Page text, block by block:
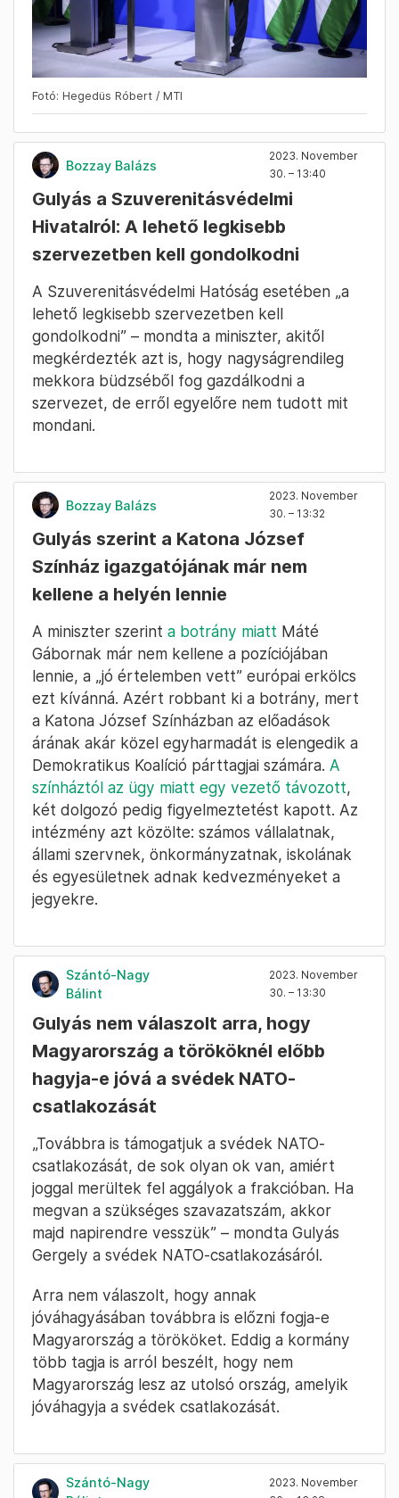
Fotó: Hegedüs Róbert / MTI
Bozzay Balázs
2023. November
30. – 13:40
Gulyás a Szuverenitásvédelmi
Hivatalról: A lehető legkisebb
szervezetben kell gondolkodni
A Szuverenitásvédelmi Hatóság esetében „a
lehető legkisebb szervezetben kell
gondolkodni” – mondta a miniszter, akitől
megkérdezték azt is, hogy nagyságrendileg
mekkora büdzséből fog gazdálkodni a
szervezet, de erről egyelőre nem tudott mit
mondani.
Bozzay Balázs
2023. November
30. – 13:32
Gulyás szerint a Katona József
Színház igazgatójának már nem
kellene a helyén lennie
A miniszter szerint a botrány miatt Máté
Gábornak már nem kellene a pozíciójában
lennie, a „jó értelemben vett” európai erkölcs
ezt kívánná. Azért robbant ki a botrány, mert
a Katona József Színházban az előadások
árának akár közel egyharmadát is elengedik a
Demokratikus Koalíció párttagjai számára. A
színháztól az ügy miatt egy vezető távozott,
két dolgozó pedig figyelmeztetést kapott. Az
intézmény azt közölte: számos vállalatnak,
állami szervnek, önkormányzatnak, iskolának
és egyesületnek adnak kedvezményeket a
jegyekre.
Szántó-Nagy
Bálint
2023. November
30. – 13:30
Gulyás nem válaszolt arra, hogy
Magyarország a törököknél előbb
hagyja-e jóvá a svédek NATO-
csatlakozását
„Továbbra is támogatjuk a svédek NATO-
csatlakozását, de sok olyan ok van, amiért
joggal merültek fel aggályok a frakcióban. Ha
megvan a szükséges szavazatszám, akkor
majd napirendre vesszük” – mondta Gulyás
Gergely a svédek NATO-csatlakozásáról.
Arra nem válaszolt, hogy annak
jóváhagyásában továbbra is előzni fogja-e
Magyarország a törököket. Eddig a kormány
több tagja is arról beszélt, hogy nem
Magyarország lesz az utolsó ország, amelyik
jóváhagyja a svédek csatlakozását.
Szántó-Nagy
2023. November